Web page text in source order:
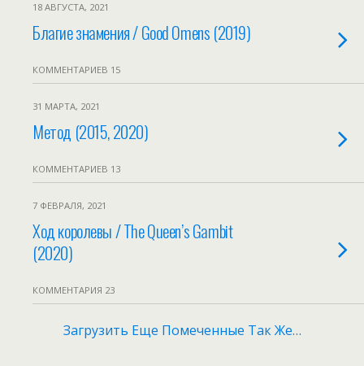
18 АВГУСТА, 2021
Благие знамения / Good Omens (2019)
КОММЕНТАРИЕВ 15
31 МАРТА, 2021
Метод (2015, 2020)
КОММЕНТАРИЕВ 13
7 ФЕВРАЛЯ, 2021
Ход королевы / The Queen’s Gambit
(2020)
КОММЕНТАРИЯ 23
Загрузить Еще Помеченные Так Же…